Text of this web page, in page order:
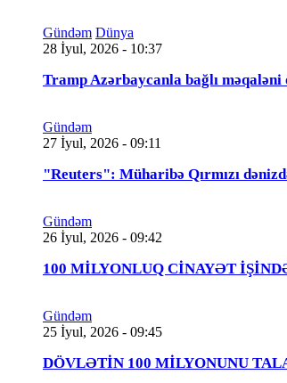
Gündəm Dünya
28 İyul, 2026 - 10:37
Tramp Azərbaycanla bağlı məqaləni
Gündəm
27 İyul, 2026 - 09:11
"Reuters": Müharibə Qırmızı
Gündəm
26 İyul, 2026 - 09:42
100 MİLYONLUQ CİNAYƏT
Gündəm
25 İyul, 2026 - 09:45
DÖVLƏTİN 100 MİLYONUNU